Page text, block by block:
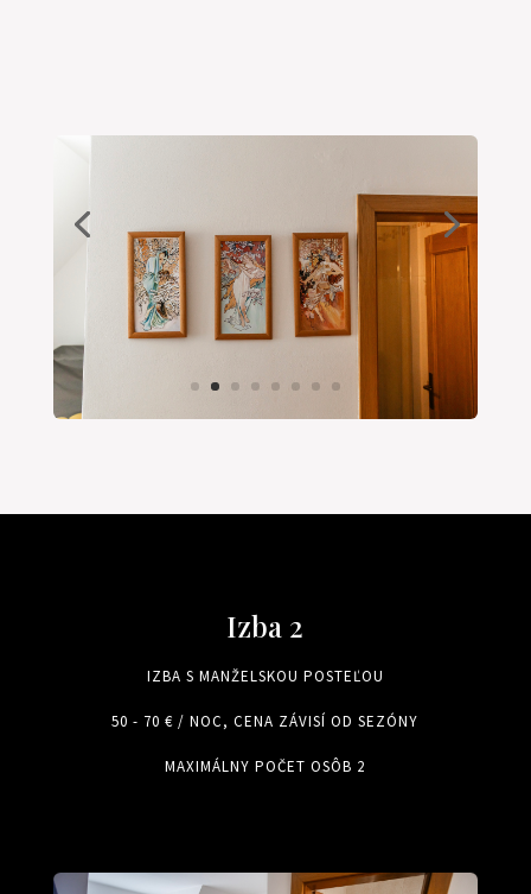
Izba 2
IZBA S MANŽELSKOU POSTEĽOU
50 - 70 € / NOC, CENA ZÁVISÍ OD SEZÓNY
MAXIMÁLNY POČET OSÔB 2